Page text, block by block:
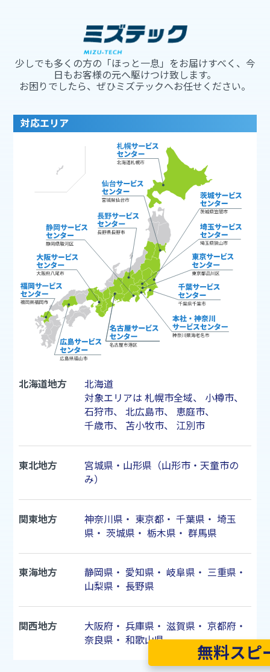
少しでも多くの方の「ほっと一息」をお届けすべく、今
日もお客様の元へ駆けつけ致します。
お困りでしたら、ぜひミズテックへお任せください。
対応エリア
北海道地方
北海道
対象エリアは 札幌市全域、 小樽市、
石狩市、 北広島市、 恵庭市、
千歳市、 苫小牧市、 江別市
東北地方
宮城県・山形県（山形市・天童市の
み）
関東地方 神奈川県 ・ 東京都・ 千葉県 ・ 埼玉
県 ・ 茨城県 ・ 栃木県 ・ 群馬県
東海地方 静岡県 ・ 愛知県 ・ 岐阜県 ・ 三重県 ・
山梨県 ・ 長野県
関西地方 大阪府 ・ 兵庫県 ・ 滋賀県 ・ 京都府 ・
奈良県 ・ 和歌山県
無料スピ